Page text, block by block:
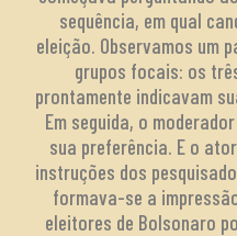
sequência, em qual
eleição. Observamos um
grupos focais: os
prontamente indicavam
Em seguida, o
sua preferência. E o
instruções dos
formava-se a
eleitores de Bolsonaro